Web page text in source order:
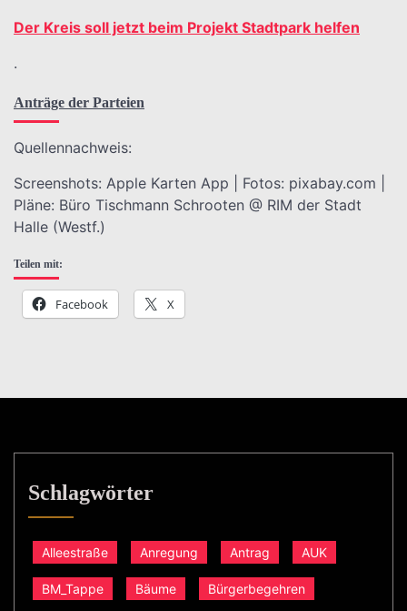
Der Kreis soll jetzt beim Projekt Stadtpark helfen
.
Anträge der Parteien
Quellennachweis:
Screenshots: Apple Karten App | Fotos: pixabay.com |
Pläne: Büro Tischmann Schrooten @ RIM der Stadt
Halle (Westf.)
Teilen mit:
Facebook X
Schlagwörter
Alleestraße Anregung Antrag AUK
BM_Tappe Bäume Bürgerbegehren